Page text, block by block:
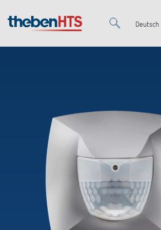
Deutsch
Italiano
Smart Home
Präsenzmelder &
LED-Leuchten
OEM-Lösungen
Ansprechpartner OEM
Referenzen
Lösungen
Zeit- und Lichtsteuerung
DALI-2 Lichtsteuerung
Mediathek
Unternehmen